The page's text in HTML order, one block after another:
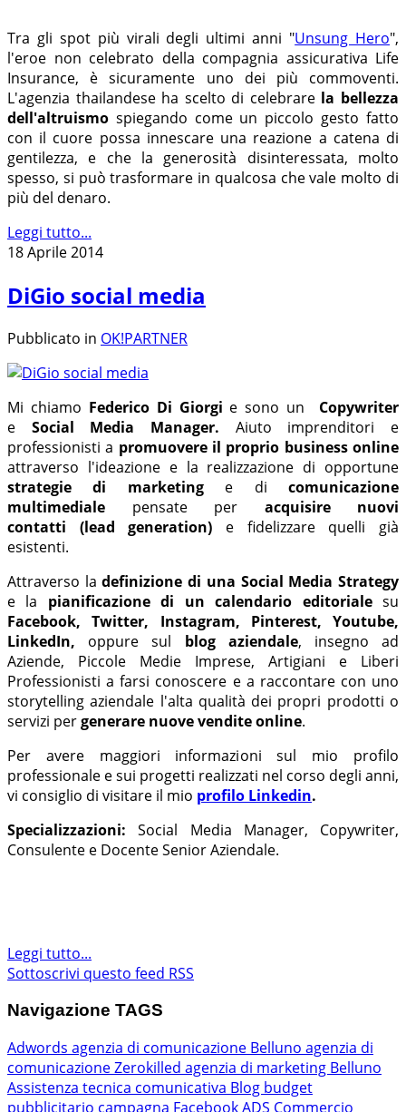
Tra gli spot più virali degli ultimi anni "Unsung Hero",
l'eroe non celebrato della compagnia assicurativa Life
Insurance, è sicuramente uno dei più commoventi.
L'agenzia thailandese ha scelto di celebrare la bellezza
dell'altruismo spiegando come un piccolo gesto fatto
con il cuore possa innescare una reazione a catena di
gentilezza, e che la generosità disinteressata, molto
spesso, si può trasformare in qualcosa che vale molto di
più del denaro.
Leggi tutto...
18 Aprile 2014
DiGio social media
Pubblicato in OK!PARTNER
Mi chiamo Federico Di Giorgi e sono un Copywriter
e Social Media Manager. Aiuto imprenditori e
professionisti a promuovere il proprio business online
attraverso l'ideazione e la realizzazione di opportune
strategie di marketinge dicomunicazione
multimediale pensate per acquisire nuovi
contatti
(lead generation) e fidelizzare quelli già
esistenti.
Attraverso ladefinizione di una Social Media Strategy
e la pianificazione di un calendario editorialesu
Facebook,
Twitter, Instagram, Pinterest, Youtube,
LinkedIn, oppure sul blog aziendale, insegno ad
Aziende, Piccole Medie Imprese, Artigiani e Liberi
Professionisti a farsi conoscere e a raccontare con uno
storytelling aziendale l'alta qualità dei propri prodotti o
servizi pergenerare nuove vendite online.
Per avere maggiori informazioni sul mio profilo
professionale e sui progetti realizzati nel corso degli anni,
vi consiglio di visitare il mio profilo Linkedin.
Specializzazioni:Social Media Manager, Copywriter,
Consulente e Docente Senior Aziendale.
Leggi tutto...
Sottoscrivi questo feed RSS
Navigazione TAGS
Adwords agenzia di comunicazione Belluno agenzia di
comunicazione Zerokilled agenzia di marketing Belluno
Assistenza tecnica comunicativa Blog budget
pubblicitario campagna Facebook ADS Commercio